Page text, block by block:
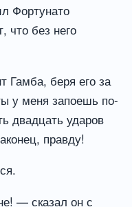
Фортунато
что без него
беря его за
у меня запоешь по-
двадцать ударов
правду!
— сказал он с